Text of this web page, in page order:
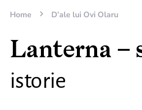
Home D’ale lui Ovi Olaru
Lanterna –
istorie